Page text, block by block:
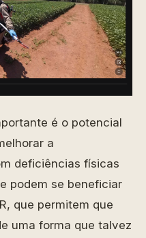
é o potencial
a
deficiências físicas
podem se beneficiar
que permitem que
uma forma que talvez